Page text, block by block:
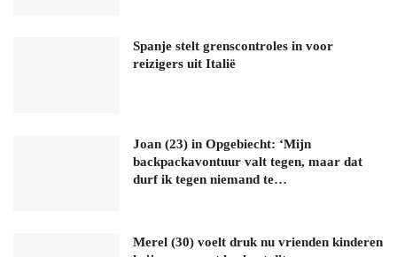
Spanje stelt grenscontroles in voor
reizigers uit Italië
Joan (23) in Opgebiecht: ‘Mijn
backpackavontuur valt tegen, maar dat
durf ik tegen niemand te…
Merel (30) voelt druk nu vrienden kinderen